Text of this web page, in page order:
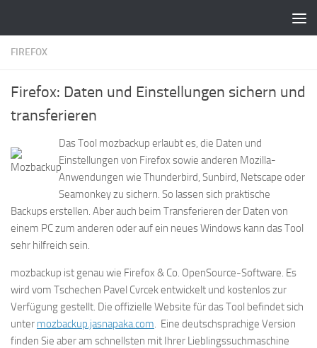
FIREFOX
Firefox: Daten und Einstellungen sichern und
transferieren
Das Tool mozbackup erlaubt es, die Daten und
Einstellungen von Firefox sowie anderen Mozilla-
Anwendungen wie Thunderbird, Sunbird, Netscape oder
Seamonkey zu sichern. So lassen sich praktische
Backups erstellen. Aber auch beim Transferieren der Daten von
einem PC zum anderen oder auf ein neues Windows kann das Tool
sehr hilfreich sein.
mozbackup ist genau wie Firefox & Co. OpenSource-Software. Es
wird vom Tschechen Pavel Cvrcek entwickelt und kostenlos zur
Verfügung gestellt. Die offizielle Website für das Tool befindet sich
unter mozbackup.jasnapaka.com. Eine deutschsprachige Version
finden Sie aber am schnellsten mit Ihrer Lieblingssuchmaschine